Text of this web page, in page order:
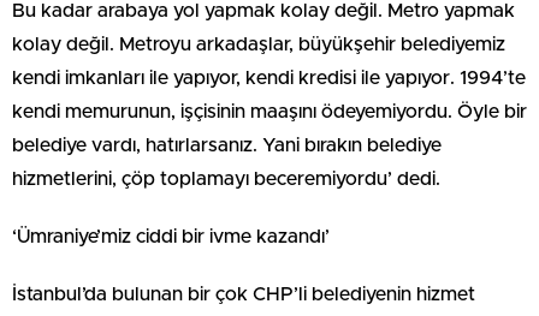
Bu kadar arabaya yol yapmak kolay değil. Metro yapmak
kolay değil. Metroyu arkadaşlar, büyükşehir belediyemiz
kendi imkanları ile yapıyor, kendi kredisi ile yapıyor. 1994’te
kendi memurunun, işçisinin maaşını ödeyemiyordu. Öyle bir
belediye vardı, hatırlarsanız. Yani bırakın belediye
hizmetlerini, çöp toplamayı beceremiyordu’ dedi.
‘Ümraniye’miz ciddi bir ivme kazandı’
İstanbul’da bulunan bir çok CHP’li belediyenin hizmet